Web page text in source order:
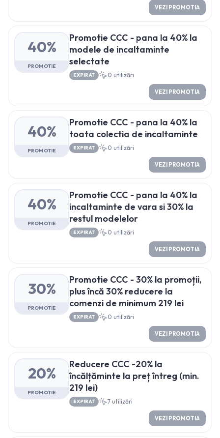
VEZI PROMOTIA
40%
PROMOTIE
Promotie CCC - pana la 40% la
modele de incaltaminte
selectate
EXPIRAT 0 utilizări
VEZI PROMOTIA
40%
PROMOTIE
Promotie CCC - pana la 40% la
toata colectia de incaltaminte
EXPIRAT 0 utilizări
VEZI PROMOTIA
40%
PROMOTIE
Promotie CCC - pana la 40% la
incaltaminte de vara si 30% la
restul modelelor
EXPIRAT 0 utilizări
VEZI PROMOTIA
30%
PROMOTIE
Promotie CCC - 30% la promoții,
plus încă 30% reducere la
comenzi de minimum 219 lei
EXPIRAT 0 utilizări
VEZI PROMOTIA
20%
PROMOTIE
Reducere CCC -20% la
încălțăminte la preț întreg (min.
219 lei)
EXPIRAT 7 utilizări
VEZI PROMOTIA